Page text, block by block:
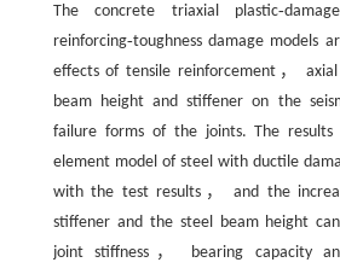
The concrete triaxial
reinforcing‑toughness damage models
effects of tensile reinforcement， axial
beam height and stiffener on the
failure forms of the joints. The
element model of steel with ductile
with the test results， and the
stiffener and the steel beam height
joint stiffness， bearing capacity